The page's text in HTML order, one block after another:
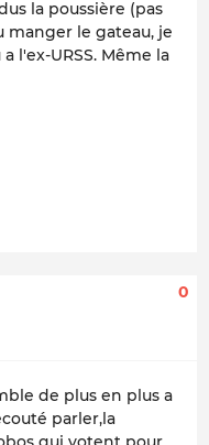
la poussière (pas
manger le gateau, je
l'ex-URSS. Même la
0
de plus en plus a
parler,la